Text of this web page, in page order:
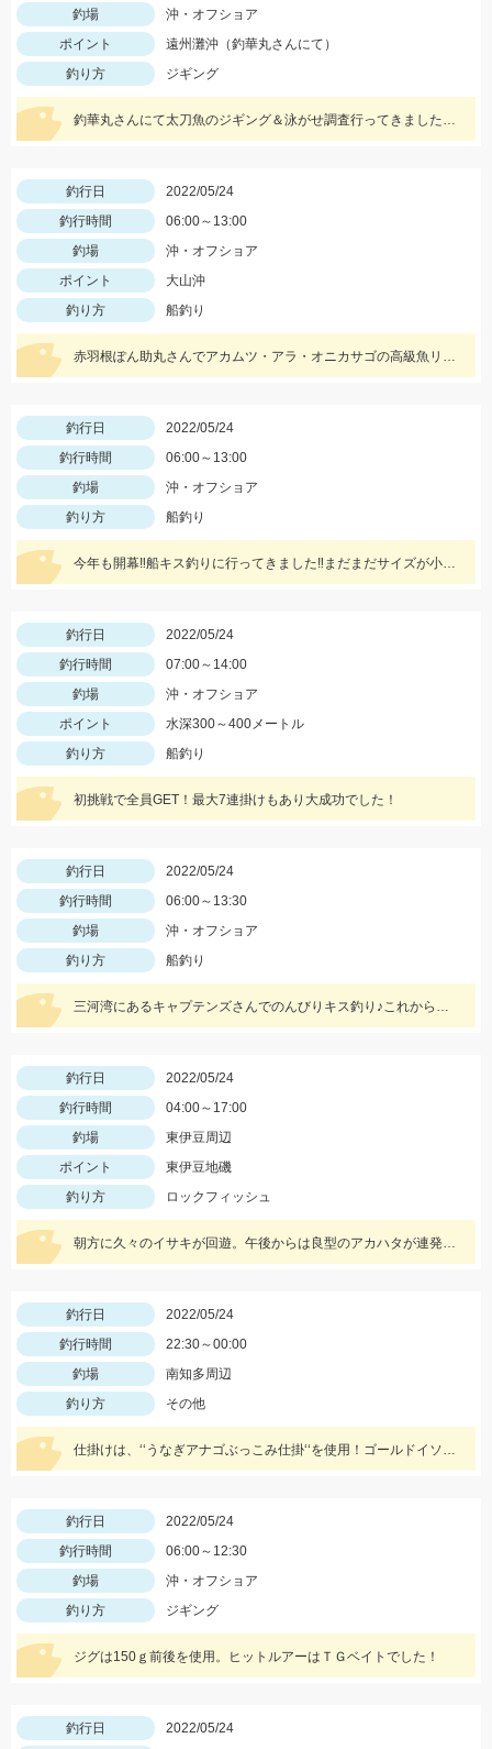
釣場
沖・オフショア
ポイント
遠州灘沖（釣華丸さんにて）
釣り方
ジギング
釣華丸さんにて太刀魚のジギング＆泳がせ調査行ってきました。太刀魚はまだ少し早かった感じですが良型も出ました！
釣行日
2022/05/24
釣行時間
06:00～13:00
釣場
沖・オフショア
ポイント
大山沖
釣り方
船釣り
赤羽根ぽん助丸さんでアカムツ・アラ・オニカサゴの高級魚リレーに行ってきました。下潮が動かず苦戦しましたがオニカサゴGETです
釣行日
2022/05/24
釣行時間
06:00～13:00
釣場
沖・オフショア
釣り方
船釣り
今年も開幕‼船キス釣りに行ってきました‼まだまだサイズが小さいものも混じりますが、ハリは8～10号の方が掛かりがよくオススメですよ‼
釣行日
2022/05/24
釣行時間
07:00～14:00
釣場
沖・オフショア
ポイント
水深300～400メートル
釣り方
船釣り
初挑戦で全員GET！最大7連掛けもあり大成功でした！
釣行日
2022/05/24
釣行時間
06:00～13:30
釣場
沖・オフショア
釣り方
船釣り
三河湾にあるキャプテンズさんでのんびりキス釣り♪これからが楽しみですね♪
釣行日
2022/05/24
釣行時間
04:00～17:00
釣場
東伊豆周辺
ポイント
東伊豆地磯
釣り方
ロックフィッシュ
朝方に久々のイサキが回遊。午後からは良型のアカハタが連発しました。
釣行日
2022/05/24
釣行時間
22:30～00:00
釣場
南知多周辺
釣り方
その他
仕掛けは、‘‘うなぎアナゴぶっこみ仕掛‘‘を使用！ゴールドイソメや青イソメの房掛けがオススメ‼
釣行日
2022/05/24
釣行時間
06:00～12:30
釣場
沖・オフショア
釣り方
ジギング
ジグは150ｇ前後を使用。ヒットルアーはＴＧベイトでした！
釣行日
2022/05/24